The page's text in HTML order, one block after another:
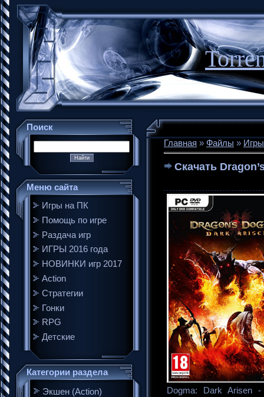
Поиск
Меню сайта
Игры на ПК
Помощь по игре
Раздача игр
ИГРЫ 2016 года
НОВИНКИ игр 2017
Action
Стратегии
Гонки
RPG
Детские
Категории раздела
Экшен (Action)
Главная » Файлы »
Скачать
Dogma: Dark Arisen -